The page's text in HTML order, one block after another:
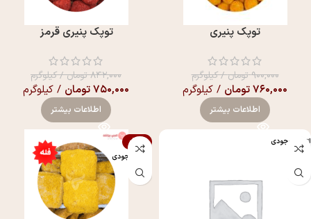
توپک پنیری
۹۰۰,۰۰۰تومان/ کیلوگرم
۷۶۰,۰۰۰تومان / کیلوگرم
اطلاعات بیشتر
توپک پنیری قرمز
۸۴۲,۰۰۰تومان/ کیلوگرم
۷۵۰,۰۰۰تومان / کیلوگرم
اطلاعات بیشتر
اتمام موجودی
-12%
اتمام موجودی